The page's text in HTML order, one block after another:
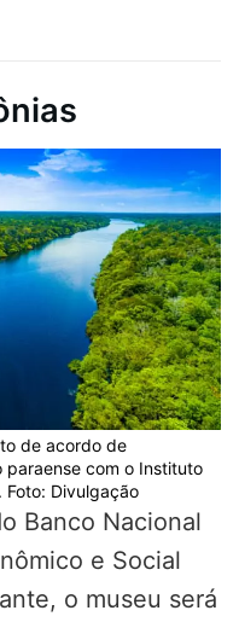
de acordo de
com o Instituto
Foto: Divulgação
Banco Nacional
e Social
o museu será